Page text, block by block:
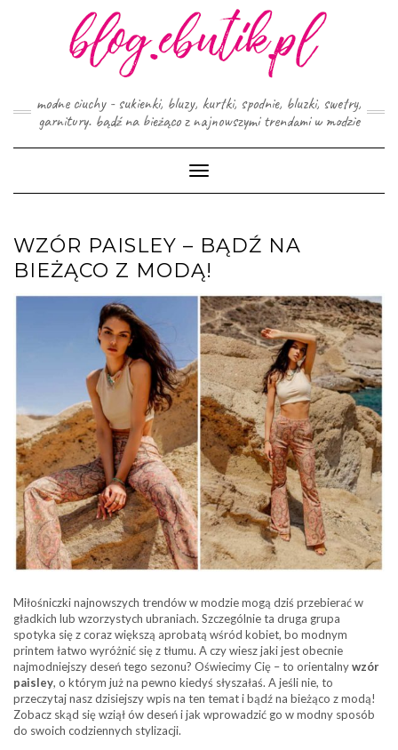
modne ciuchy - sukienki, bluzy, kurtki, spodnie, bluzki, swetry,
garnitury. bądź na bieżąco z najnowszymi trendami w modzie
Toggle
Navigation
WZÓR PAISLEY – BĄDŹ NA
BIEŻĄCO Z MODĄ!
Miłośniczki najnowszych trendów w modzie mogą dziś przebierać w
gładkich lub wzorzystych ubraniach. Szczególnie ta druga grupa
spotyka się z coraz większą aprobatą wśród kobiet, bo modnym
printem łatwo wyróżnić się z tłumu. A czy wiesz jaki jest obecnie
najmodniejszy deseń tego sezonu? Oświecimy Cię – to orientalnywzór
paisley, o którym już na pewno kiedyś słyszałaś. A jeśli nie, to
przeczytaj nasz dzisiejszy wpis na ten temat i bądź na bieżąco z modą!
Zobacz skąd się wziął ów deseń i jak wprowadzić go w modny sposób
do swoich codziennych stylizacji.